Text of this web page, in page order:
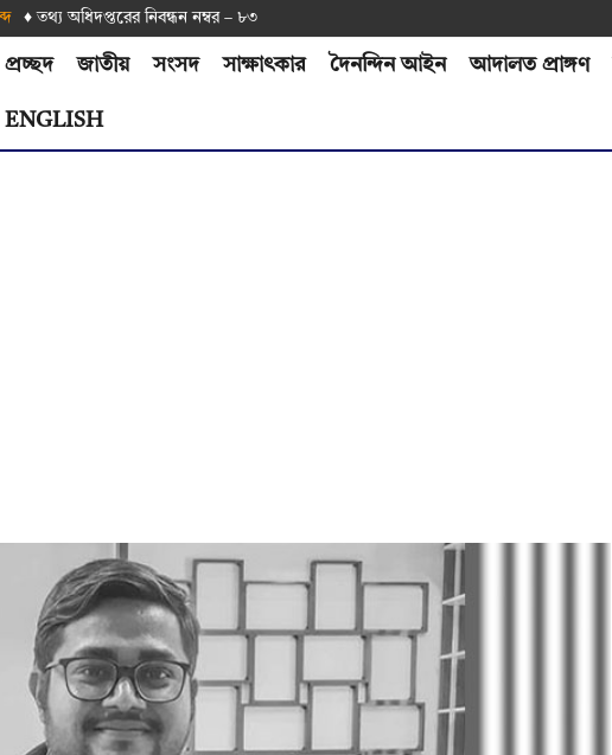
♦ তথ‌্য অ‌ধিদপ্ত‌রের নিবন্ধন নম্বর – ৮৩
প্রচ্ছদ জাতীয় সংসদ সাক্ষাৎকার দৈনন্দিন আইন আদালত প্রাঙ্গণ
ENGLISH